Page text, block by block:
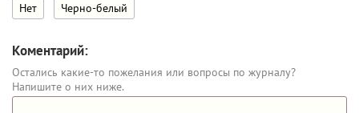
Нет Черно-белый
Коментарий:
Остались какие-то пожелания или вопросы по журналу?
Напишите о них ниже.